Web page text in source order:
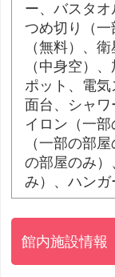
ー、バスタオ
つめ切り（
（無料）、
（中身空）
ポット、電
面台、シャ
イロン（一
（一部の部
の部屋のみ
み）、ハンガ
館内施設情報